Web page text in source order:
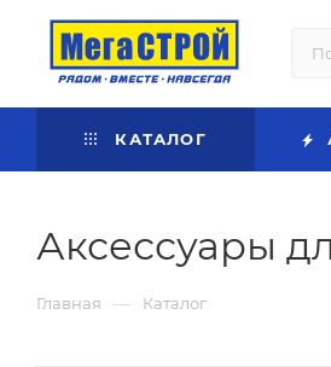
КАТАЛОГ
Аксессуары
Главная — Каталог